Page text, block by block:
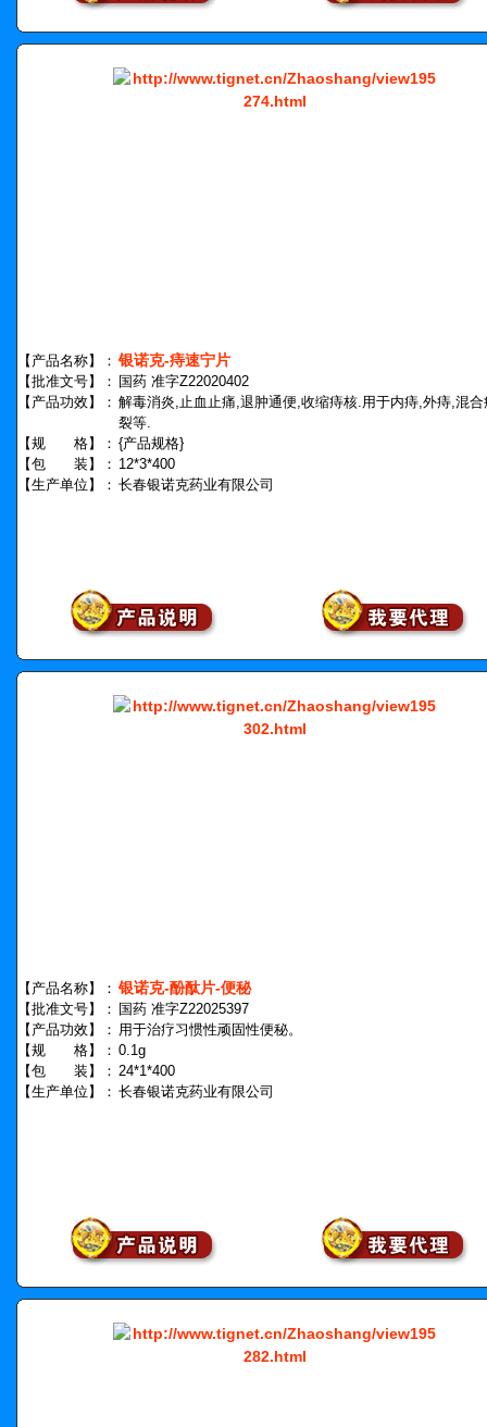
【产品名称】： 银诺克-痔速宁片
【批准文号】： 国药 准字Z22020402
【产品功效】： 解毒消炎,止血止痛,退肿通便,收缩痔核.用于内痔,外痔,混
裂等.
【规 格】： {产品规格}
【包 装】： 12*3*400
【生产单位】： 长春银诺克药业有限公司
【产品名称】： 银诺克-酚酞片-便秘
【批准文号】： 国药 准字Z22025397
【产品功效】： 用于治疗习惯性顽固性便秘。
【规 格】： 0.1g
【包 装】： 24*1*400
【生产单位】： 长春银诺克药业有限公司